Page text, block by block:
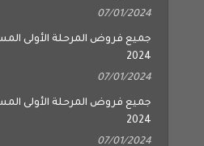
07/01/2024
2024
07/01/2024
2024
07/01/2024